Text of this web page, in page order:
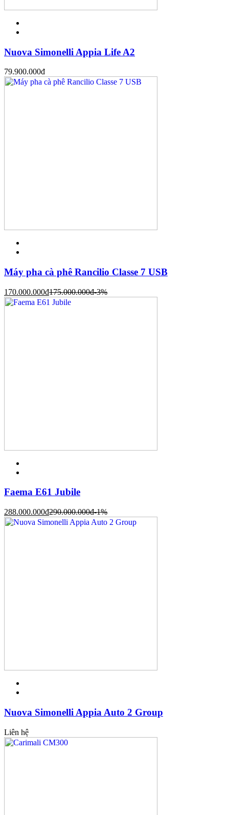
Nuova Simonelli Appia Life A2
79.900.000đ
Máy pha cà phê Rancilio Classe 7 USB
170.000.000đ175.000.000đ-3%
Faema E61 Jubile
288.000.000đ290.000.000đ-1%
Nuova Simonelli Appia Auto 2 Group
Liên hệ